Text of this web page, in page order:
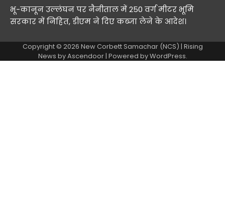
भू-कानून उल्लंघन पर नैनीताल में 250 वर्ग मीटर भूमि
सरकार में निहित, डीएम ने दिए कब्जा लेने के आदेश।
Copyright © 2026 New Corbett Samachar (NCS) | Rising
News byAscendoor| Powered byWordPress.